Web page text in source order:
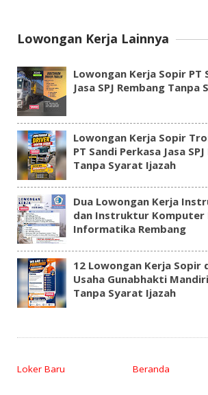
Lowongan Kerja Lainnya
Lowongan Kerja Sopir PT
Jasa SPJ Rembang Tanpa
Lowongan Kerja Sopir
PT Sandi Perkasa Jasa
Tanpa Syarat Ijazah
Dua Lowongan Kerja
dan Instruktur Komputer
Informatika Rembang
12 Lowongan Kerja Sopir
Usaha Gunabhakti
Tanpa Syarat Ijazah
Loker Baru Beranda